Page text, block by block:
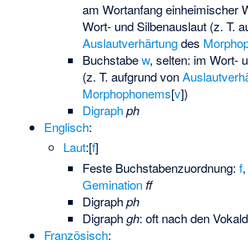
am Wortanfang einheimischer
Wort- und Silbenauslaut (z. T.
Auslautverhärtungdes
Buchstabew, selten: im Wort-
(z. T. aufgrund von
Morphophonems​[⁠v⁠]​)
Digraph ph
Englisch:
Laut:​[⁠f⁠]​
Feste Buchstabenzuordnung:f
Gemination ff
Digraphph
Digraphgh: oft nach den
Französisch: